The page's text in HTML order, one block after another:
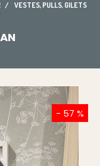
VESTES, PULLS, GILETS
- 57 %